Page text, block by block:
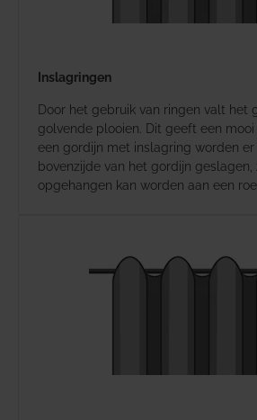
Inslagringen
Door het gebruik van ringen valt het
golvende plooien. Dit geeft een
een gordijn met inslagring worden
bovenzijde van het gordijn
opgehangen kan worden aan een